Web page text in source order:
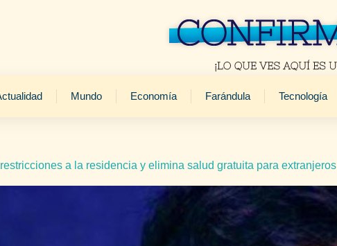
Mundo Economía Farándula Tecnología
a la residencia y elimina salud gratuita para extranjeros